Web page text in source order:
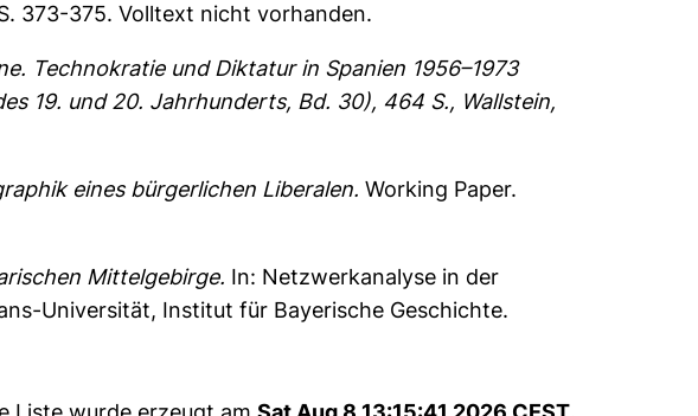
373-375.Volltext nicht vorhanden.
Technokratie und Diktatur in Spanien 1956–1973
19. und 20. Jahrhunderts, Bd. 30), 464 S., Wallstein,
eines bürgerlichen Liberalen. Working Paper.
Mittelgebirge. In: Netzwerkanalyse in der
Universität, Institut für Bayerische Geschichte.